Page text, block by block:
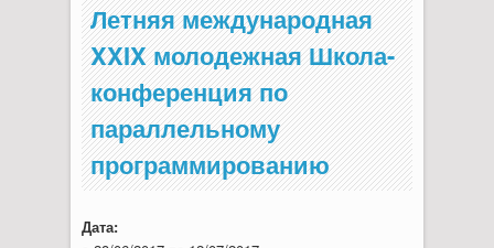
Летняя международная
XXIX молодежная Школа-
конференция по
параллельному
программированию
Дата: